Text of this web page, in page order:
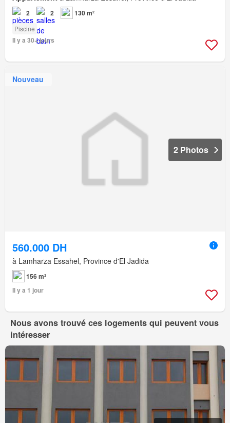
2 2 130 m²
Piscine
Il y a 30+ jours
Nouveau
2 Photos
560.000 DH
à Lamharza Essahel, Province d'El Jadida
156 m²
Il y a 1 jour
Nous avons trouvé ces logements qui peuvent vous
intéresser